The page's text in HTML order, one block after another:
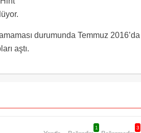
durumunda Temmuz 2016’da
aştı.
1 3